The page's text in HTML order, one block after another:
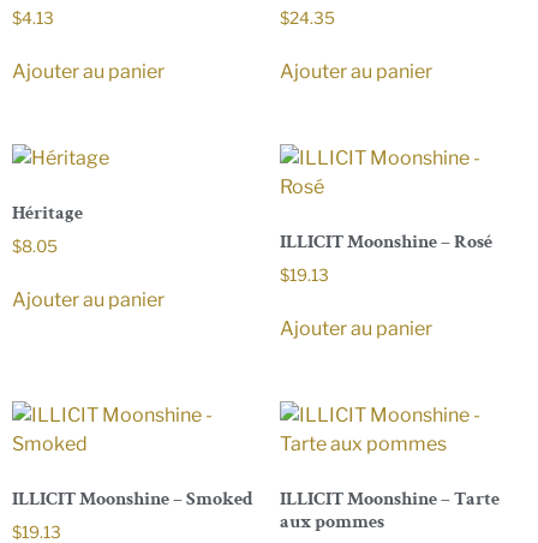
$4.13
Ajouter au panier
$24.35
Ajouter au panier
Héritage
$8.05
Ajouter au panier
ILLICIT Moonshine – Rosé
$19.13
Ajouter au panier
ILLICIT Moonshine – Smoked
$19.13
ILLICIT Moonshine – Tarte
aux pommes